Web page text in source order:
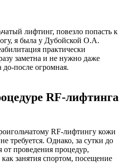
лифтинг, повезло попасть к
я была у Дубойской О.А.
практически
заметна и не нужно даже
до-после огромная.
RF-лифтинга
RF-лифтингу кожи
требуется. Однако, за сутки до
от проведения процедур,
занятия спортом, посещение